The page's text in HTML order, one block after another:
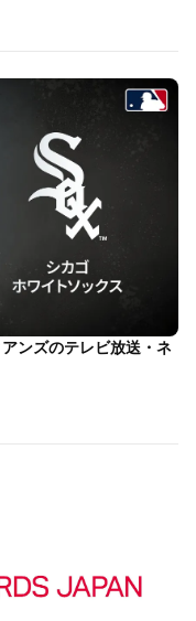
ンズのテレビ放送・ネ